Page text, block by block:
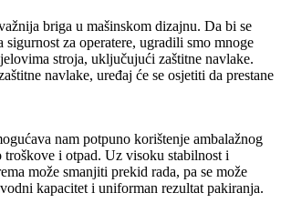
briga u mašinskom dizajnu. Da bi se
sigurnost za operatere, ugradili smo mnoge
stroja, uključujući zaštitne navlake.
navlake, uređaj će se osjetiti da prestane
nam potpuno korištenje ambalažnog
troškove i otpad. Uz visoku stabilnost i
može smanjiti prekid rada, pa se može
kapacitet i uniforman rezultat pakiranja.